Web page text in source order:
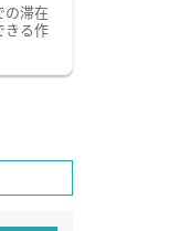
の滞在
きる作